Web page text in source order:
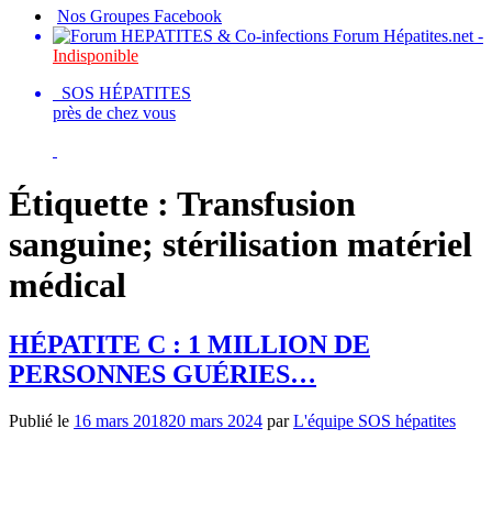
Nos Groupes Facebook
Forum Hépatites.net -
Indisponible
SOS HÉPATITES
près de chez vous
Étiquette : Transfusion
sanguine; stérilisation matériel
médical
HÉPATITE C : 1 MILLION DE
PERSONNES GUÉRIES…
Publié le 16 mars 201820 mars 2024 parL'équipe SOS hépatites